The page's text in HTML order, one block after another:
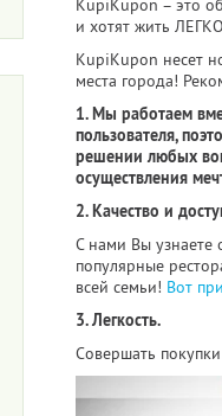
KupiKupon – это
и хотят жить
KupiKupon несет
места города!
1. Мы работаем
пользователя,
решении любых
осуществления
2. Качество и
С нами Вы узнаете
популярные
всей семьи! Вот
3. Легкость.
Совершать